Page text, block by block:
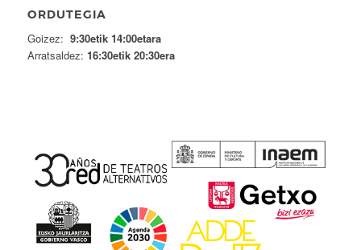
ORDUTEGIA
Goizez: 9:30etik 14:00etara
Arratsaldez: 16:30etik 20:30era